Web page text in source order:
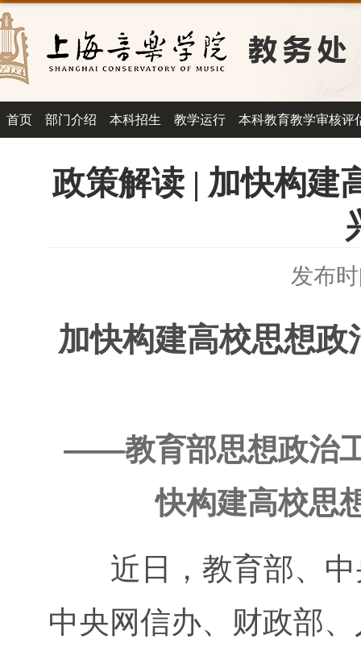
首页 部门介绍 本科招生 教学运行 本科教育教学审核评
政策解读 | 加快构建
发布
加快构建高校思想
——教育部思想政治
快构建高校思
近日，教育部、中
中央网信办、财政部